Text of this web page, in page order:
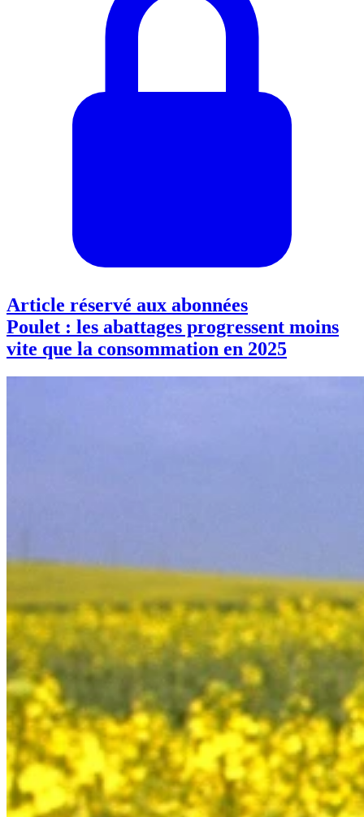
Article réservé aux abonnées
Poulet : les abattages progressent moins
vite que la consommation en 2025